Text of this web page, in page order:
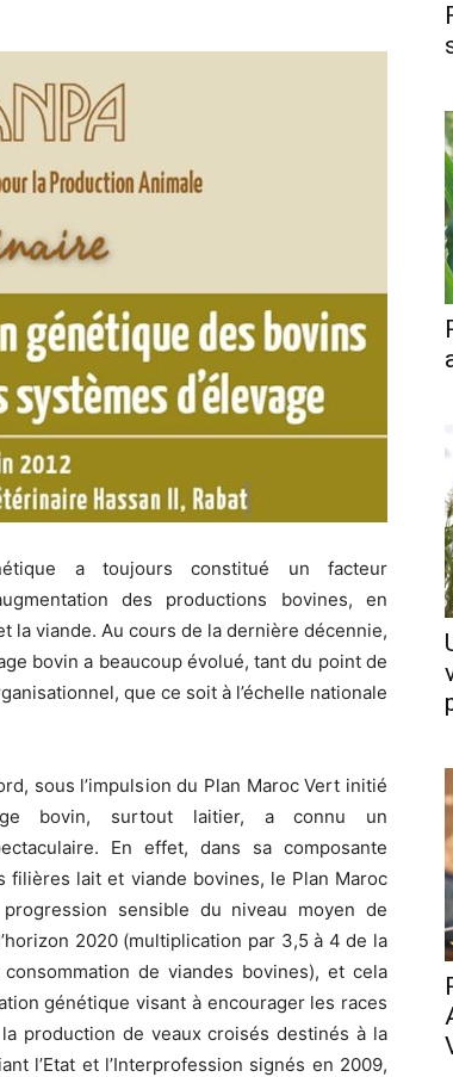
a toujours constitué un facteur
des productions bovines, en
la viande. Au cours de la dernière décennie,
bovin a beaucoup évolué, tant du point de
que ce soit à l’échelle nationale
sous l’impulsion du Plan Maroc Vert initié
bovin, surtout laitier, a connu un
En effet, dans sa composante
filières lait et viande bovines, le Plan Maroc
sensible du niveau moyen de
2020 (multiplication par 3,5 à 4 de la
de viandes bovines), et cela
génétique visant à encourager les races
production de veaux croisés destinés à la
l’Etat et l’Interprofession signés en 2009,